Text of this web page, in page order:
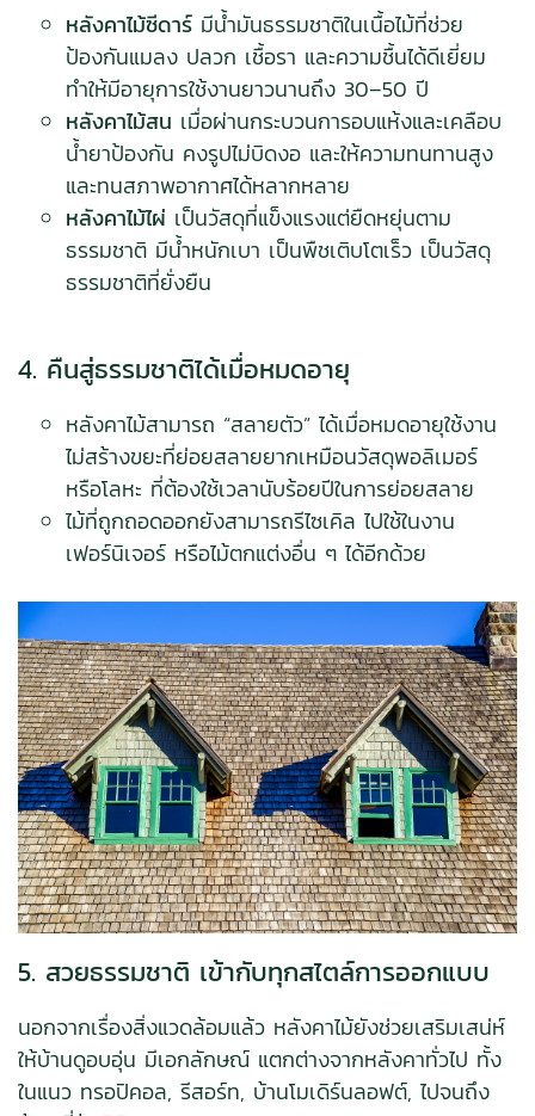
หลังคาไม้ซีดาร์ มีน้ำมันธรรมชาติในเนื้อไม้ที่ช่วย
ป้องกันแมลง ปลวก เชื้อรา และความชื้นได้ดีเยี่ยม
ทำให้มีอายุการใช้งานยาวนานถึง 30–50 ปี
หลังคาไม้สน เมื่อผ่านกระบวนการอบแห้งและเคลือบ
น้ำยาป้องกัน คงรูปไม่บิดงอ และให้ความทนทานสูง
และทนสภาพอากาศได้หลากหลาย
หลังคาไม้ไผ่ เป็นวัสดุที่แข็งแรงแต่ยืดหยุ่นตาม
ธรรมชาติ มีน้ำหนักเบา เป็นพืชเติบโตเร็ว เป็นวัสดุ
ธรรมชาติที่ยั่งยืน
4. คืนสู่ธรรมชาติได้เมื่อหมดอายุ
หลังคาไม้สามารถ “สลายตัว” ได้เมื่อหมดอายุใช้งาน
ไม่สร้างขยะที่ย่อยสลายยากเหมือนวัสดุพอลิเมอร์
หรือโลหะ ที่ต้องใช้เวลานับร้อยปีในการย่อยสลาย
ไม้ที่ถูกถอดออกยังสามารถรีไซเคิล ไปใช้ในงาน
เฟอร์นิเจอร์ หรือไม้ตกแต่งอื่น ๆ ได้อีกด้วย
5. สวยธรรมชาติ เข้ากับทุกสไตล์การออกแบบ
นอกจากเรื่องสิ่งแวดล้อมแล้ว หลังคาไม้ยังช่วยเสริมเสน่ห์
ให้บ้านดูอบอุ่น มีเอกลักษณ์ แตกต่างจากหลังคาทั่วไป ทั้ง
ในแนว ทรอปิคอล, รีสอร์ท, บ้านโมเดิร์นลอฟต์, ไปจนถึง